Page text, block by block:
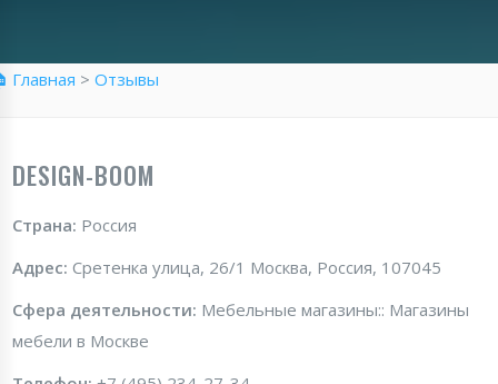
Главная > Отзывы
DESIGN-BOOM
Страна: Россия
Адрес: Сретенка улица, 26/1 Москва, Россия, 107045
Сфера деятельности: Мебельные магазины:: Магазины
мебели в Москве